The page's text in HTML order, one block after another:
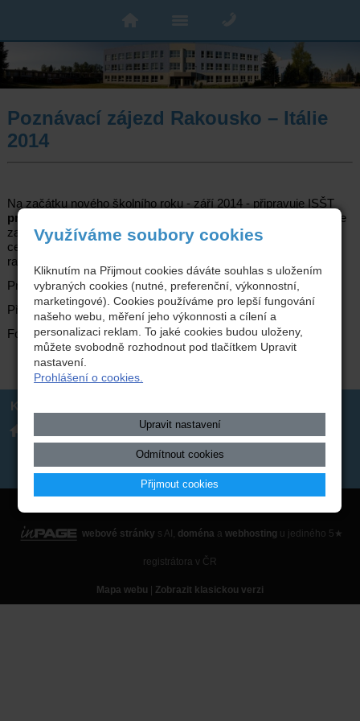
Poznávací zájezd Rakousko – Itálie
2014
Na začátku nového školního roku - září 2014 - připravuje ISŠT
pro žáky školy
čtyřdenní poznávací zájezd do Rakouska a Itálie
zaměřený na poznávání rakouských alp, Modeny a Maranella -
centra automobilového průmyslu Itálie, italských Benátek a
rakouského Mattighoffenu – města KTM.
Program a info zde.
Předběžná přihláškazde.
Foto a zhodnocení minulého zájezduzde.
Kontakt
Integrovaná střední škola
technická, Benešov,
Černoleská 1997
317 723 131
skola(zavináč)isstbn.cz
Datová schránka: rzpw2gi
ISSBN(zavináč)kr-s.cz
webové stránky s AI, doména a webhosting u jediného 5★
registrátora v ČR
Mapa webu Zobrazit klasickou verzi
Využíváme soubory cookies
Kliknutím na Přijmout cookies dáváte souhlas s uložením
vybraných cookies (nutné, preferenční, výkonnostní,
marketingové). Cookies používáme pro lepší fungování
našeho webu, měření jeho výkonnosti a cílení a
personalizaci reklam. To jaké cookies budou uloženy,
můžete svobodně rozhodnout pod tlačítkem Upravit
nastavení.
Prohlášení o cookies.
Upravit nastavení
Odmítnout cookies
Přijmout cookies